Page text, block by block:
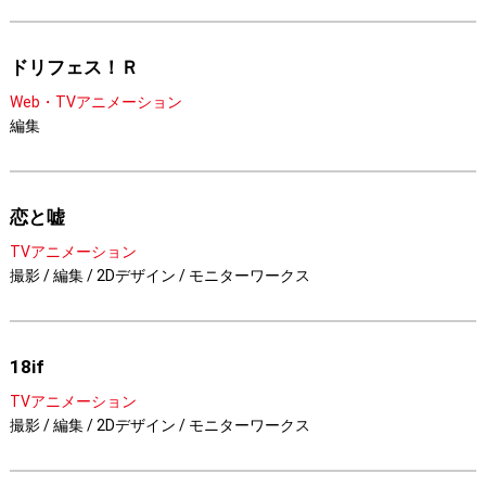
ドリフェス！Ｒ
Web・TVアニメーション
編集
恋と嘘
TVアニメーション
撮影 / 編集 / 2Dデザイン / モニターワークス
18if
TVアニメーション
撮影 / 編集 / 2Dデザイン / モニターワークス